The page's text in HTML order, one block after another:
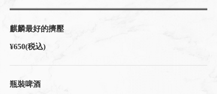
麒麟最好的擠壓
¥650(税込)
瓶裝啤酒